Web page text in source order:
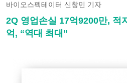
바이오스펙테이터 신창민 기자
2Q 영업손실 17억9200만, 적
억, “역대 최대”